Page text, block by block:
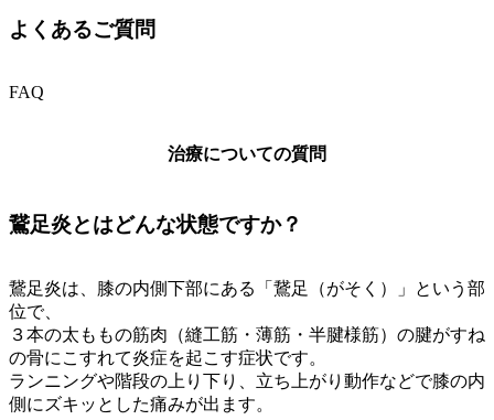
よくあるご質問
FAQ
治療についての質問
鵞足炎とはどんな状態ですか？
鵞足炎は、膝の内側下部にある「鵞足（がそく）」という部
位で、
３本の太ももの筋肉（縫工筋・薄筋・半腱様筋）の腱がすね
の骨にこすれて炎症を起こす症状です。
ランニングや階段の上り下り、立ち上がり動作などで膝の内
側にズキッとした痛みが出ます。